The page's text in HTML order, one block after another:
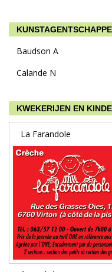
Baudson A
Calande N
KWEKERIJEN EN
La Farandole